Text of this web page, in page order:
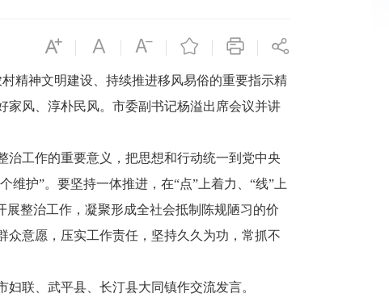
精神文明建设、持续推进移风易俗的重要指示精
家风、淳朴民风。市委副书记杨溢出席会议并讲
工作的重要意义，把思想和行动统一到党中央
护”。要坚持一体推进，在“点”上着力、“线”上
整治工作，凝聚形成全社会抵制陈规陋习的价
意愿，压实工作责任，坚持久久为功，常抓不
联、武平县、长汀县大同镇作交流发言。